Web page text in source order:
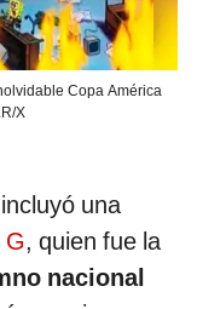
Copa América
X
una
G, quien fue la
nacional